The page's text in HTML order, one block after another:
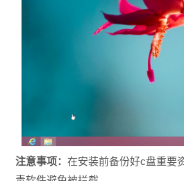
注意事项： 在安装前备份好c盘重要